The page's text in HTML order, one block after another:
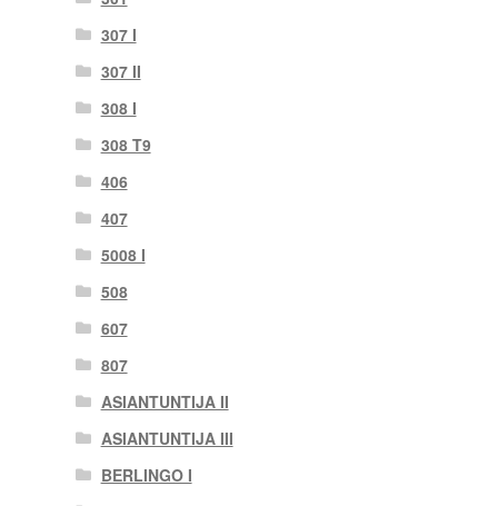
307 I
307 II
308 I
308 T9
406
407
5008 I
508
607
807
ASIANTUNTIJA II
ASIANTUNTIJA III
BERLINGO I